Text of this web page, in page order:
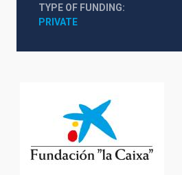
TYPE OF FUNDING
PRIVATE